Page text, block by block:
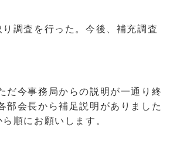
り調査を行った。今後、補充調査
だ今事務局からの説明が一通り終
部会長から補足説明がありました
順にお願いします。